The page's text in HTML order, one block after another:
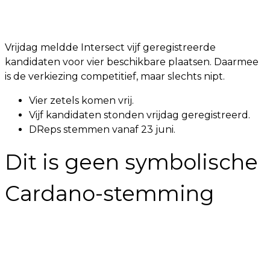
Vrijdag meldde Intersect vijf geregistreerde
kandidaten voor vier beschikbare plaatsen. Daarmee
is de verkiezing competitief, maar slechts nipt.
Vier zetels komen vrij.
Vijf kandidaten stonden vrijdag geregistreerd.
DReps stemmen vanaf 23 juni.
Dit is geen symbolische
Cardano-stemming